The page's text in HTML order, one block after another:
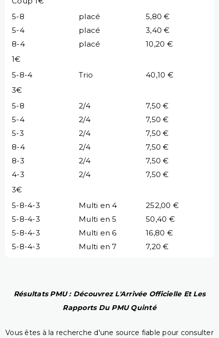
5-8
placé
5,80 €
5-4
placé
3,40 €
8-4
placé
10,20 €
1€
5-8-4
Trio
40,10 €
3€
5-8
2/4
7,50 €
5-4
2/4
7,50 €
5-3
2/4
7,50 €
8-4
2/4
7,50 €
8-3
2/4
7,50 €
4-3
2/4
7,50 €
3€
5-8-4-3
Multi en 4
252,00 €
5-8-4-3
Multi en 5
50,40 €
5-8-4-3
Multi en 6
16,80 €
5-8-4-3
Multi en 7 7,20 €
Résultats PMU : Découvrez L'Arrivée Officielle Et Les
Rapports Du PMU Quinté
Vous êtes à la recherche d'une source fiable pour consulter